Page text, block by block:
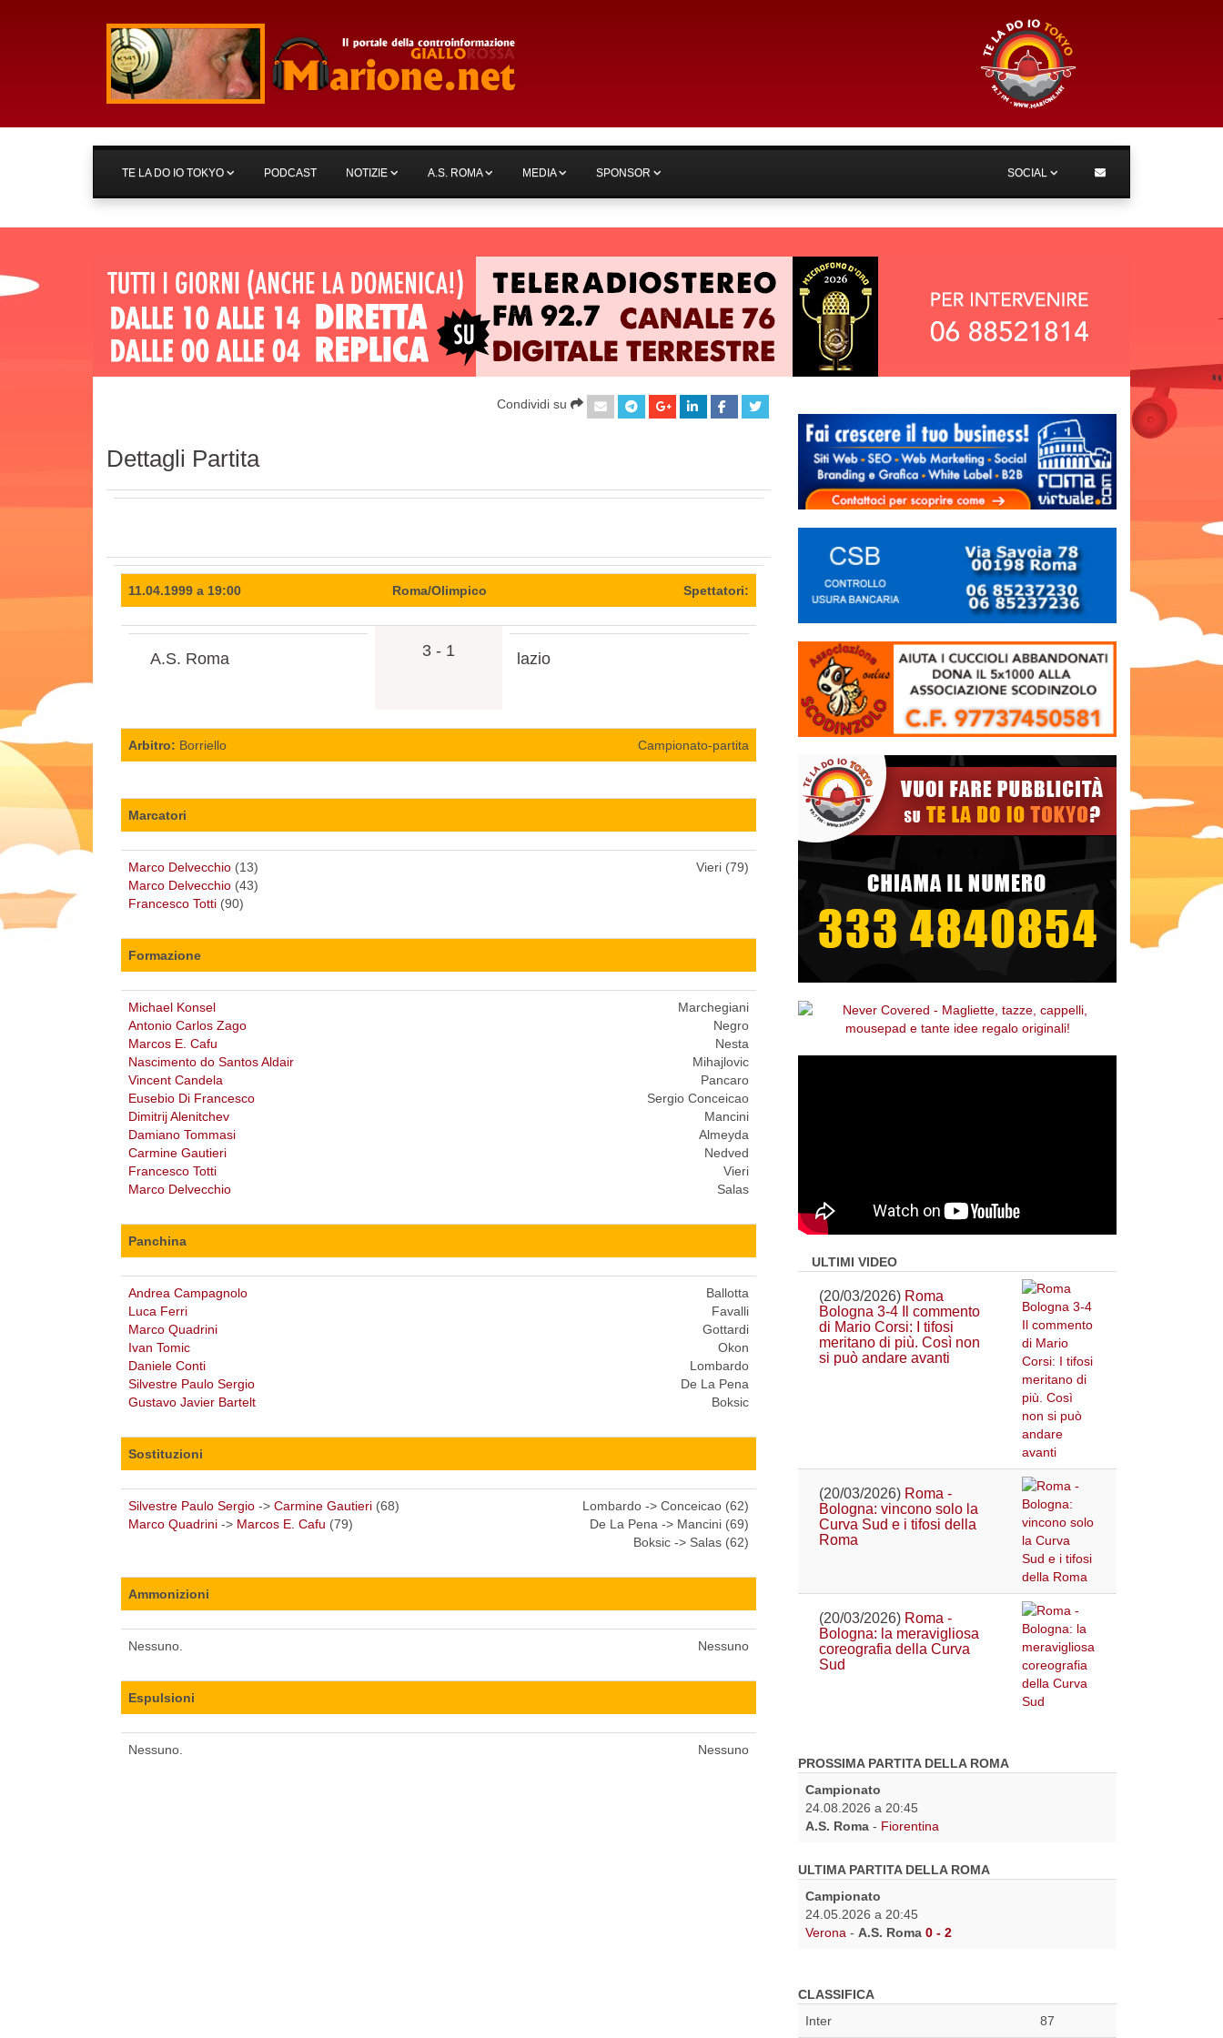
TE LA DO IO TOKYO PODCAST NOTIZIE A.S. ROMA MEDIA SPONSOR SOCIAL
Condividi su
Dettagli Partita
11.04.1999 a 19:00 Roma/Olimpico Spettatori:
A.S. Roma 3 - 1 lazio
Arbitro: Borriello Campionato-partita
Marcatori
Marco Delvecchio (13)
Marco Delvecchio (43)
Francesco Totti (90)
Vieri (79)
Formazione
Michael Konsel
Antonio Carlos Zago
Marcos E. Cafu
Nascimento do Santos Aldair
Vincent Candela
Eusebio Di Francesco
Dimitrij Alenitchev
Damiano Tommasi
Carmine Gautieri
Francesco Totti
Marco Delvecchio
Marchegiani
Negro
Nesta
Mihajlovic
Pancaro
Sergio Conceicao
Mancini
Almeyda
Nedved
Vieri
Salas
Panchina
Andrea Campagnolo
Luca Ferri
Marco Quadrini
Ivan Tomic
Daniele Conti
Silvestre Paulo Sergio
Gustavo Javier Bartelt
Ballotta
Favalli
Gottardi
Okon
Lombardo
De La Pena
Boksic
Sostituzioni
Silvestre Paulo Sergio -> Carmine Gautieri (68)
Marco Quadrini -> Marcos E. Cafu (79)
Lombardo -> Conceicao (62)
De La Pena -> Mancini (69)
Boksic -> Salas (62)
Ammonizioni
Nessuno. Nessuno
Espulsioni
Nessuno. Nessuno
ULTIMI VIDEO
(20/03/2026) Roma
Bologna 3-4 Il commento
di Mario Corsi: I tifosi
meritano di più. Così non
si può andare avanti
(20/03/2026) Roma -
Bologna: vincono solo la
Curva Sud e i tifosi della
Roma
(20/03/2026) Roma -
Bologna: la meravigliosa
coreografia della Curva
Sud
PROSSIMA PARTITA DELLA ROMA
Campionato
24.08.2026 a 20:45
A.S. Roma - Fiorentina
ULTIMA PARTITA DELLA ROMA
Campionato
24.05.2026 a 20:45
Verona - A.S. Roma 0 - 2
CLASSIFICA
Inter
87